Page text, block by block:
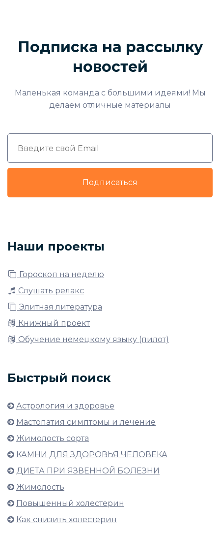
Подписка на рассылку
новостей
Маленькая команда с большими идеями! Мы
делаем отличные материалы
Подписаться
Наши проекты
Гороскоп на неделю
Слушать релакс
Элитная литература
Книжный проект
Обучение немецкому языку (пилот)
Быстрый поиск
Астрология и здоровье
Мастопатия симптомы и лечение
Жимолость сорта
КАМНИ ДЛЯ ЗДОРОВЬЯ ЧЕЛОВЕКА
ДИЕТА ПРИ ЯЗВЕННОЙ БОЛЕЗНИ
Жимолость
Повышенный холестерин
Как снизить холестерин